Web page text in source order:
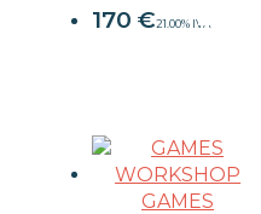
170 €21.00% IVA
GAMES